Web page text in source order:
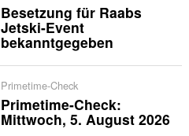
Besetzung für Raabs
Jetski-Event
bekanntgegeben
Primetime-Check
Primetime-Check:
Mittwoch, 5. August 2026